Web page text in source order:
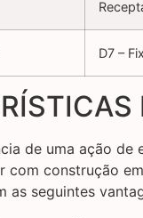
D7 –
de uma ação
com construção
as seguintes